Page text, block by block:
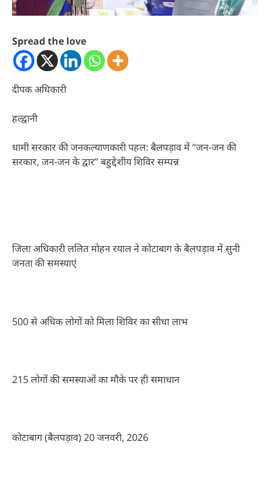
Spread the love
दीपक अधिकारी
हल्द्वानी
धामी सरकार की जनकल्याणकारी पहल: बैलपड़ाव में “जन-जन की
सरकार, जन-जन के द्वार” बहुद्देशीय शिविर सम्पन्न
जिला अधिकारी ललित मोहन रयाल ने कोटाबाग के बैलपड़ाव में सुनी
जनता की समस्याएं
500 से अधिक लोगों को मिला शिविर का सीधा लाभ
215 लोगों की समस्याओं का मौके पर ही समाधान
कोटाबाग (बैलपड़ाव) 20 जनवरी, 2026